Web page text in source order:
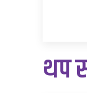
थप